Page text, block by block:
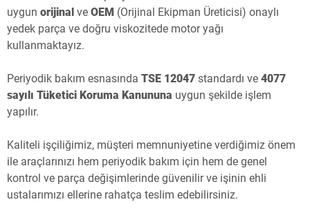
uygun orijinal ve OEM (Orijinal Ekipman Üreticisi) onaylı
yedek parça ve doğru viskozitede motor yağı
kullanmaktayız.
Periyodik bakım esnasında TSE 12047 standardı ve 4077
sayılı Tüketici Koruma Kanununa uygun şekilde işlem
yapılır.
Kaliteli işçiliğimiz, müşteri memnuniyetine verdiğimiz önem
ile araçlarınızı hem periyodik bakım için hem de genel
kontrol ve parça değişimlerinde güvenilir ve işinin ehli
ustalarımızı ellerine rahatça teslim edebilirsiniz.